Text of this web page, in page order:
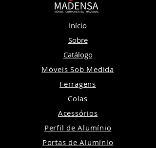
Início
Sobre
Catálogo
Móveis Sob Medida
Ferragens
Colas
Acessórios
Perfil de Alumínio
Portas de Alumínio